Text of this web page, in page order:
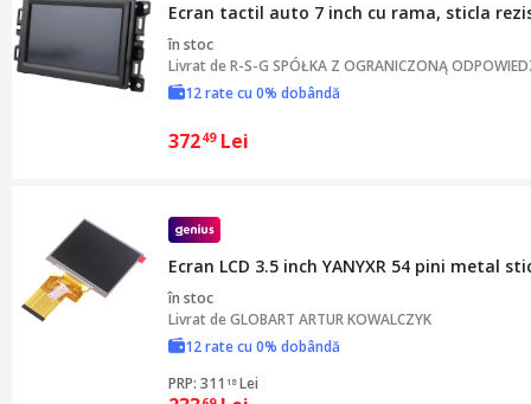
Ecran tactil auto 7 inch cu rama, sticla
în stoc
Livrat deR-S-G SPÓŁKA Z OGRANICZONĄ
12 rate cu 0% dobândă
37249 Lei
Ecran LCD 3.5 inch YANYXR 54 pini metal
în stoc
Livrat deGLOBART ARTUR KOWALCZYK
12 rate cu 0% dobândă
PRP: 311 18 Lei